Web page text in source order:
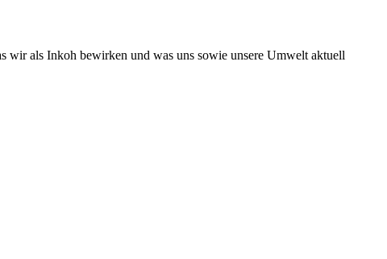
wir als Inkoh bewirken und was uns sowie unsere Umwelt aktuell